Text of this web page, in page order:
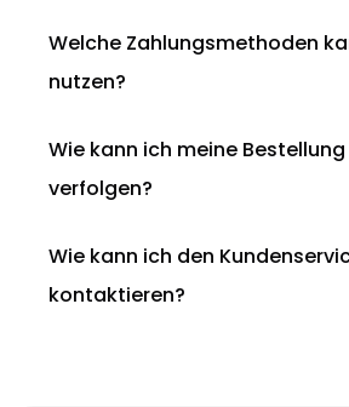
Welche Zahlungsmethoden
nutzen?
Wie kann ich meine Bestellung
verfolgen?
Wie kann ich den
kontaktieren?